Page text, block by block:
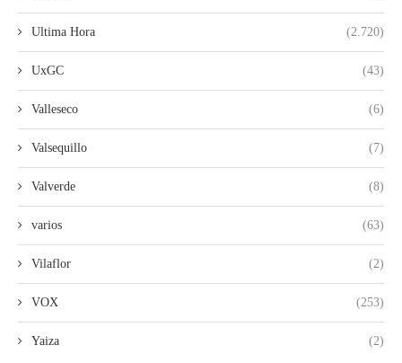
Ultima Hora (2.720)
UxGC (43)
Valleseco (6)
Valsequillo (7)
Valverde (8)
varios (63)
Vilaflor (2)
VOX (253)
Yaiza (2)